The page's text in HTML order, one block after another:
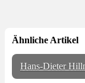
Ähnliche Artikel
Hans-Dieter